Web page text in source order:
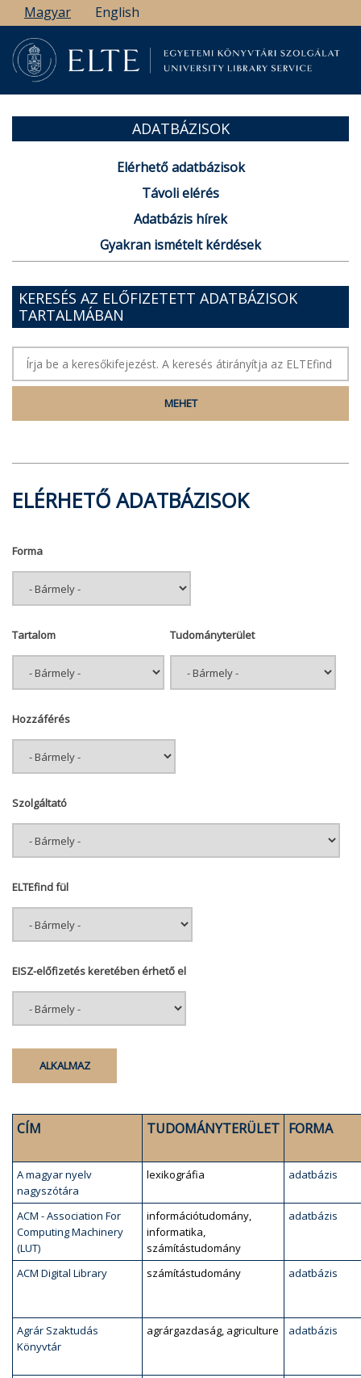
Ugrás
a
tartalomra
Magyar English
ADATBÁZISOK
Elérhető adatbázisok
Távoli elérés
Adatbázis hírek
Gyakran ismételt kérdések
KERESÉS AZ ELŐFIZETETT ADATBÁZISOK
TARTALMÁBAN
ELÉRHETŐ ADATBÁZISOK
Forma
Tartalom Tudományterület
Hozzáférés
Szolgáltató
ELTEfind fül
EISZ-előfizetés keretében érhető el
CÍM TUDOMÁNYTERÜLET FORMA
A magyar nyelv
nagyszótára
lexikográfia adatbázis
ACM - Association For
Computing Machinery
(LUT)
információtudomány,
informatika,
számítástudomány
adatbázis
ACM Digital Library számítástudomány adatbázis
Agrár Szaktudás
Könyvtár
agrárgazdaság, agriculture adatbázis